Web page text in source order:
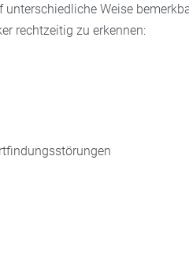
Weise
rechtzeitig zu erkennen: